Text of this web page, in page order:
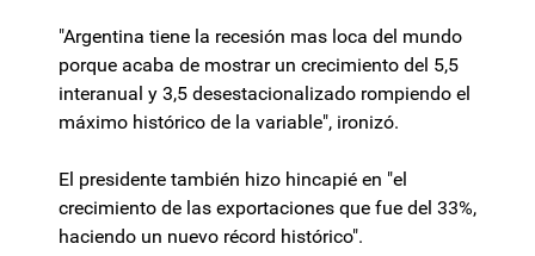
"Argentina tiene la recesión mas loca del mundo
porque acaba de mostrar un crecimiento del 5,5
interanual y 3,5 desestacionalizado rompiendo el
máximo histórico de la variable", ironizó.
El presidente también hizo hincapié en "el
crecimiento de las exportaciones que fue del 33%,
haciendo un nuevo récord histórico".